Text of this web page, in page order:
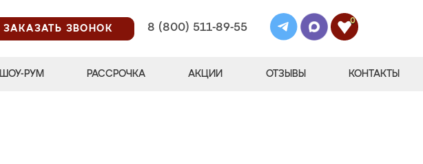
ЗАКАЗАТЬ ЗВОНОК
8 (800) 511-89-55
0
ШОУ-РУМ РАССРОЧКА АКЦИИ ОТЗЫВЫ КОНТАКТЫ